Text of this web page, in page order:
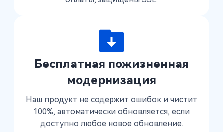
Бесплатная пожизненная
модернизация
Наш продукт не содержит ошибок и чистит
100%, автоматически обновляется, если
доступно любое новое обновление.